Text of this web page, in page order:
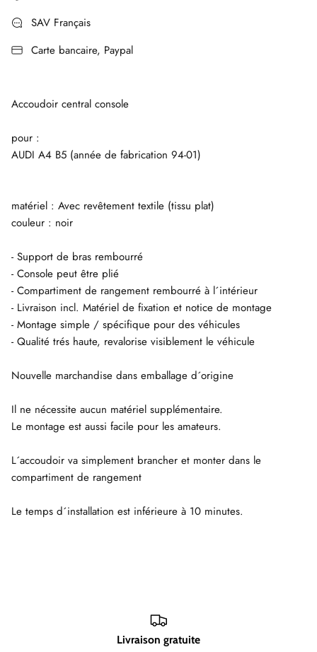
SAV Français
Carte bancaire, Paypal
Accoudoir central console
pour :
AUDI A4 B5 (année de fabrication 94-01)
matériel : Avec revêtement textile (tissu plat)
couleur : noir
- Support de bras rembourré
- Console peut être plié
- Compartiment de rangement rembourré à l´intérieur
- Livraison incl. Matériel de fixation et notice de montage
- Montage simple / spécifique pour des véhicules
- Qualité trés haute, revalorise visiblement le véhicule
Nouvelle marchandise dans emballage d´origine
Il ne nécessite aucun matériel supplémentaire.
Le montage est aussi facile pour les amateurs.
L´accoudoir va simplement brancher et monter dans le
compartiment de rangement
Le temps d´installation est inférieure à 10 minutes.
Livraison gratuite